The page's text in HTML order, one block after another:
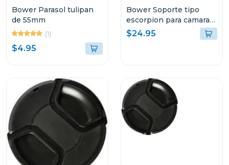
Bower Parasol tulipan
de 55mm
(1)
$4.95
Bower Soporte tipo
escorpion para camaras
dSLR
$24.95